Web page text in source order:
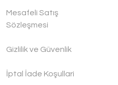
Mesafeli Satış
Sözleşmesi
Gizlilik ve Güvenlik
İptal İade Koşullari